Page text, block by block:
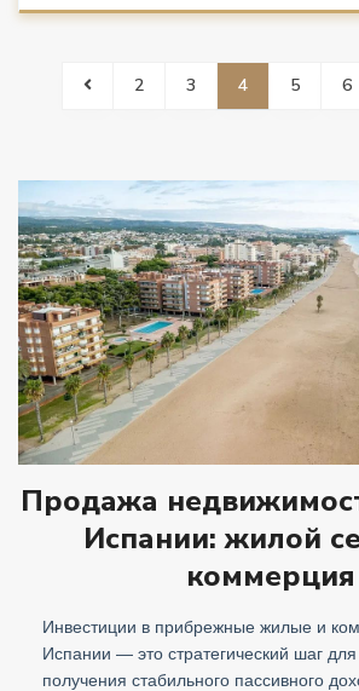
2 3 4 5 6
Продажа
Испании: жилой
коммерция
Инвестиции в прибрежные жилые и
Испании — это стратегический шаг
получения стабильного пассивного